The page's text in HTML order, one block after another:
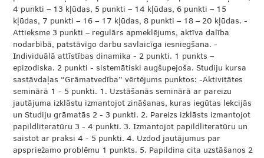
4 punkti – 13 kļūdas, 5 punkti – 14 kļūdas, 6 punkti – 15
kļūdas, 7 punkti – 16 – 17 kļūdas, 8 punkti – 18 – 20 kļūdas. -
Attieksme 3 punkti – regulārs apmeklējums, aktīva dalība
nodarbībā, patstāvīgo darbu savlaicīga iesniegšana. -
Individuālā attīstības dinamika - 2 punkti. 1 punkts –
epizodiska. 2 punkti - sistemātiski augšupejoša. Studiju kursa
sastāvdaļas “Grāmatvedība” vērtējums punktos: -Aktivitātes
seminārā 1 - 5 punkti. 1. Uzstāšanās seminārā ar pareizu
jautājuma izklāstu izmantojot zināšanas, kuras iegūtas lekcijās
un Studiju grāmatās 2 - 3 punkti. 2. Pareizs izklāsts izmantojot
papildliteratūru 3 - 4 punkti. 3. Izmantojot papildliteratūru un
saistot ar praksi 4 - 5 punkti. 4. Uzdod jautājumus par
apspriežamo problēmu 1 punkts. 5. Papildina cita uzstāšanos 2